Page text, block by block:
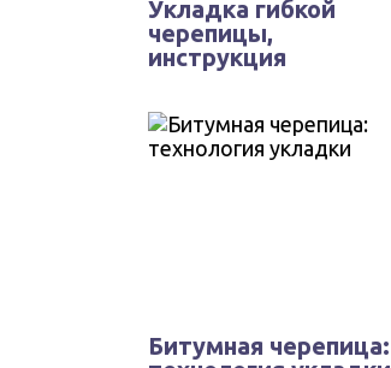
Укладка гибкой
черепицы,
инструкция
Битумная черепица: